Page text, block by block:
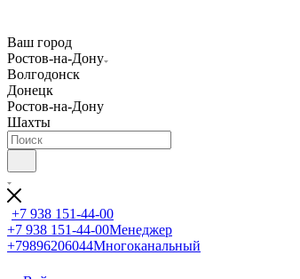
Ваш город
Ростов-на-Дону
Волгодонск
Донецк
Ростов-на-Дону
Шахты
+7 938 151-44-00
+7 938 151-44-00Менеджер
+79896206044Многоканальный